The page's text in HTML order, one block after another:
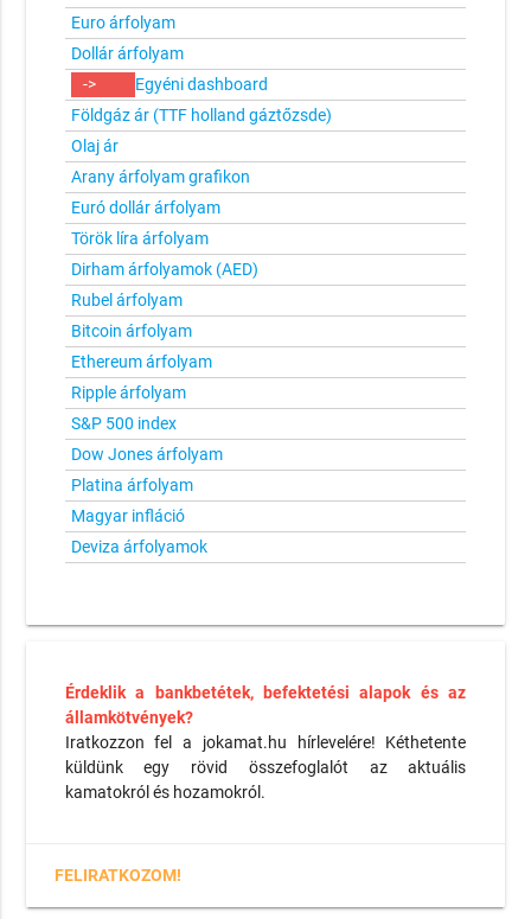
Euro árfolyam
Dollár árfolyam
->
Egyéni dashboard
Földgáz ár (TTF holland gáztőzsde)
Olaj ár
Arany árfolyam grafikon
Euró dollár árfolyam
Török líra árfolyam
Dirham árfolyamok (AED)
Rubel árfolyam
Bitcoin árfolyam
Ethereum árfolyam
Ripple árfolyam
S&P 500 index
Dow Jones árfolyam
Platina árfolyam
Magyar infláció
Deviza árfolyamok
Érdeklik a bankbetétek, befektetési alapok és az
államkötvények?
Iratkozzon fel a jokamat.hu hírlevelére! Kéthetente
küldünk egy rövid összefoglalót az aktuális
kamatokról és hozamokról.
FELIRATKOZOM!